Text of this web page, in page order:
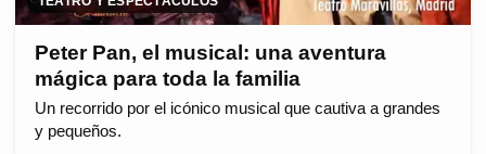
Peter Pan, el musical: una aventura
mágica para toda la familia
Un recorrido por el icónico musical que cautiva a grandes
y pequeños.